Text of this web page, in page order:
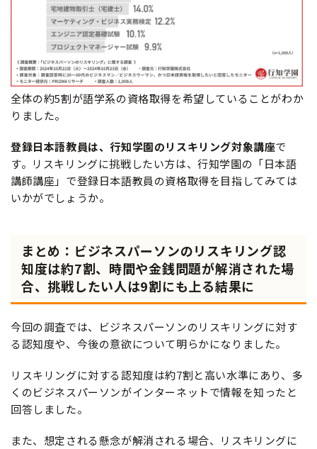
全体の約5割が語学系の資格取得を希望していることがわか
りました。
登録日本語教員は、行知学園のリスキリング対象講座で
す。リスキリングに挑戦したい方は、行知学園の「日本語
講師講座」で登録日本語教員の資格取得を目指してみては
いかがでしょうか。
まとめ：ビジネスパーソンのリスキリング認
知度は約7割、時間や金銭問題が解消された場
合、挑戦したい人は9割にも上る結果に
今回の調査では、ビジネスパーソンのリスキリングに対す
る認知度や、今後の意欲について明らかになりました。
リスキリングに対する認知度は約7割と高い水準にあり、多
くのビジネスパーソンがインターネットで情報を知ったと
回答しました。
また、想定される懸念が解消される場合、リスキリングに